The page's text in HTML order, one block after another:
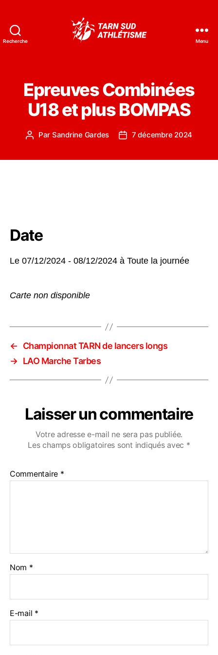
Recherche Menu
Epreuves Combinées
U18 et plus BOMPAS
Auteur
Par Sandrine Gardes
Date7 décembre 2024
Date
Le 07/12/2024 - 08/12/2024 à Toute la journée
Carte non disponible
←
Championnat TARN de lancers longs
→ LAO Marche Tarbes
Laisser un commentaire
Votre adresse e-mail ne sera pas publiée.
Les champs obligatoires sont indiqués avec *
Commentaire *
Nom *
E-mail *